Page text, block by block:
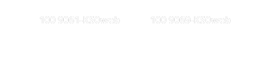
100 9061-KS0web 100 9069-KS0web